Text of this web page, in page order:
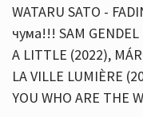
WATARU SATO -
чума!!! SAM GENDEL
A LITTLE (2022),
LA VILLE LUMIÈRE
YOU WHO ARE THE